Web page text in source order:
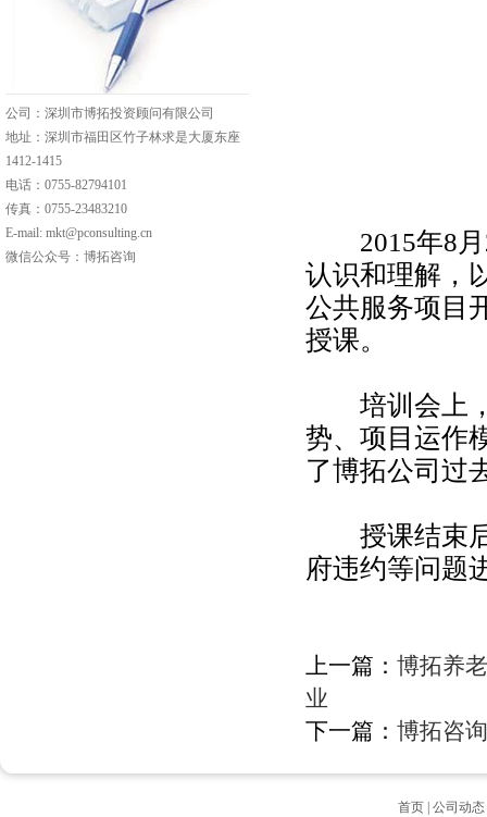
公司：深圳市博拓投资顾问有限公司
地址：深圳市福田区竹子林求是大厦东座
1412-1415
电话：0755-82794101
传真：0755-23483210
E-mail: mkt@pconsulting.cn
微信公众号：博拓咨询
2015年8月
认识和理解，
公共服务项目
授课。
培训会上，
势、项目运作
了博拓公司过
授课结束后
府违约等问题
上一篇： 博拓养
业
下一篇： 博拓咨
首页 公司动态